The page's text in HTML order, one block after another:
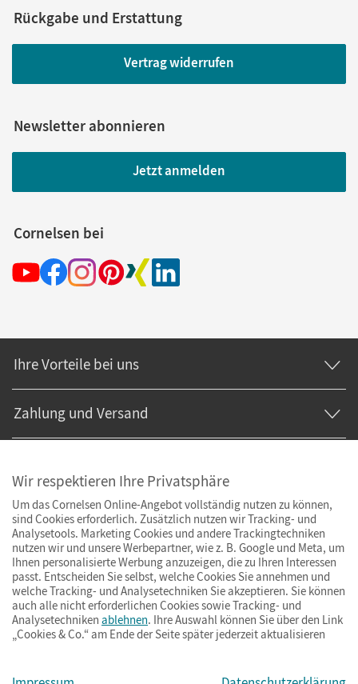
Rückgabe und Erstattung
Vertrag widerrufen
Newsletter abonnieren
Jetzt anmelden
Cornelsen bei
Ihre Vorteile bei uns
Zahlung und Versand
ImpressumAGBDatenschutzBarrierefreiheitCookies & Co.
Wir respektieren Ihre Privatsphäre
Um das Cornelsen Online-Angebot vollständig nutzen zu können,
sind Cookies erforderlich. Zusätzlich nutzen wir Tracking- und
Analysetools. Marketing Cookies und andere Trackingtechniken
nutzen wir und unsere Werbepartner, wie z. B. Google und Meta, um
Ihnen personalisierte Werbung anzuzeigen, die zu Ihren Interessen
passt. Entscheiden Sie selbst, welche Cookies Sie annehmen und
welche Tracking- und Analysetechniken Sie akzeptieren. Sie können
auch alle nicht erforderlichen Cookies sowie Tracking- und
Analysetechniken ablehnen. Ihre Auswahl können Sie über den Link
„Cookies & Co.“ am Ende der Seite später jederzeit aktualisieren